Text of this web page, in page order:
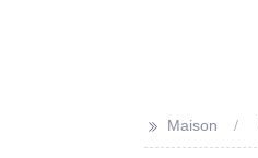
>> Maison